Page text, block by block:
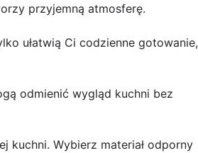
przyjemną atmosferę.
ułatwią Ci codzienne gotowanie,
odmienić wygląd kuchni bez
kuchni. Wybierz materiał odporny